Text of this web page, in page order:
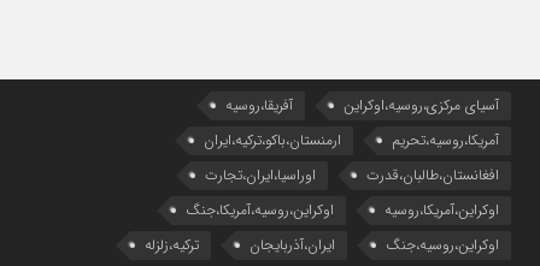
آسیای مرکزی،روسیه،اوکراین
آفریقا،روسیه
آمریکا،روسیه،تحریم
ارمنستان،باکو،ترکیه،ایران
افغانستان،طالبان،قدرت
اوراسیا،ایران،تجارت
اوکراین،آمریکا،روسیه
اوکراین،روسیه،آمریکا،جنگ
اوکراین،روسیه،جنگ
ایران،آذربایجان
ترکیه،زلزله